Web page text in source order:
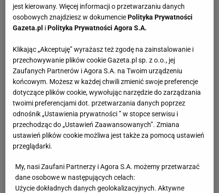
jest kierowany. Więcej informacji o przetwarzaniu danych
osobowych znajdziesz w dokumenciePolityka Prywatności
Gazeta.pl iPolityka Prywatności Agora S.A.
Klikając „Akceptuję” wyrażasz też zgodę na zainstalowanie i
przechowywanie plików cookie Gazeta.pl sp. z o.o., jej
Zaufanych Partnerów i Agora S.A. na Twoim urządzeniu
końcowym. Możesz w każdej chwili zmienić swoje preferencje
dotyczące plików cookie, wywołując narzędzie do zarządzania
twoimi preferencjami dot. przetwarzania danych poprzez
odnośnik „Ustawienia prywatności ” w stopce serwisu i
przechodząc do „Ustawień Zaawansowanych”. Zmiana
ustawień plików cookie możliwa jest także za pomocą ustawień
przeglądarki.
My, nasi Zaufani Partnerzy i Agora S.A. możemy przetwarzać
dane osobowe w następujących celach:
Użycie dokładnych danych geolokalizacyjnych. Aktywne